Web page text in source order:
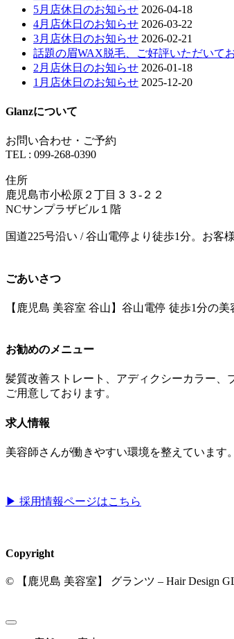
5月店休日のお知らせ 2026-04-18
4月店休日のお知らせ 2026-03-22
3月店休日のお知らせ 2026-02-21
話題の眉WAX脱毛、ご好評いただいてお
2月店休日のお知らせ 2026-01-18
1月店休日のお知らせ 2025-12-20
Glanzについて
お問い合わせ・ご予約
TEL : 099-268-0390
住所
鹿児島市小松原２丁目３３-２２
NCサンプラザビル１階
国道225号沿い / 谷山電停より徒歩1分。お客
ごあいさつ
【鹿児島 美容室 谷山】谷山電停 徒歩1分の
お勧めのメニュー
髪質改善ストレート、アディクシーカラー、
ご用意しております。
求人情報
美容師さんが働きやすい環境を整えています
▶︎ 採用情報ページはこちら
Copyright
© 【鹿児島 美容室】 グランツ – Hair Design